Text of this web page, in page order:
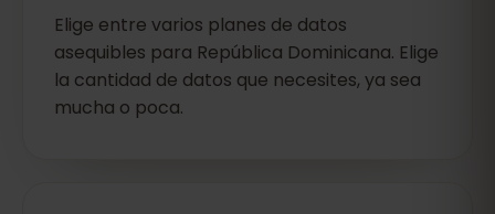
Elige entre varios planes de datos
asequibles para República Dominicana. Elige
la cantidad de datos que necesites, ya sea
mucha o poca.